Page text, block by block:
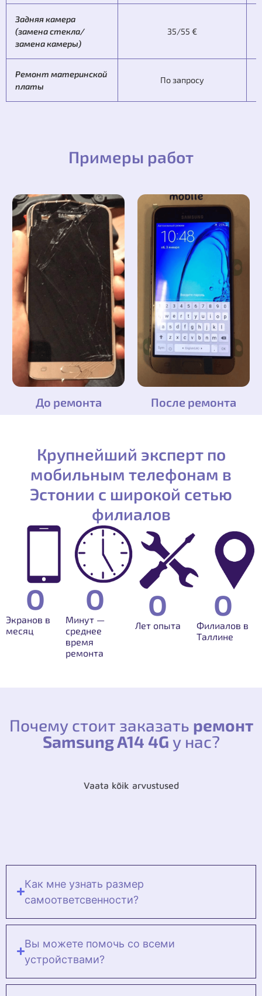
Задняя камера
(замена стекла/
замена камеры)
35/55 €
Ремонт материнской
платы
По запросу
Примеры работ
До ремонта После ремонта
Крупнейший эксперт по
мобильным телефонам в
Эстонии с широкой сетью
филиалов
Экранов в
месяц
0
Минут —
среднее
время
ремонта
0
Лет опыта
0
Филиалов в
Таллине
0
Почему стоит заказать ремонт
Samsung A14 4G у нас?
Vaata kõik arvustused
Как мне узнать размер
самоответсвенности?
Вы можете помочь со всеми
устройствами?